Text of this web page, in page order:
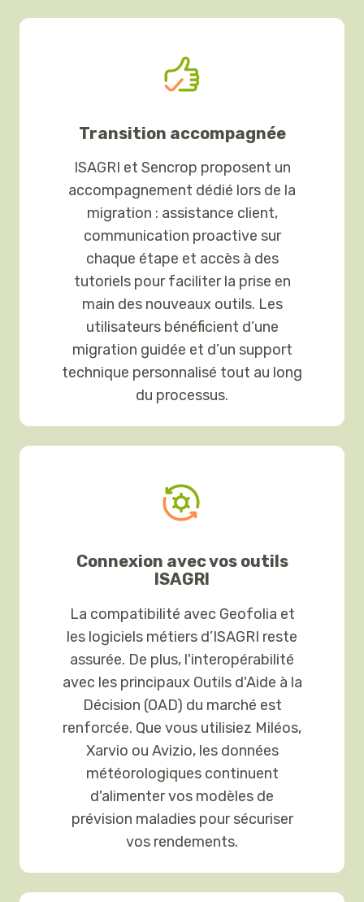
Transition accompagnée
ISAGRI et Sencrop proposent un
accompagnement dédié lors de la
migration : assistance client,
communication proactive sur
chaque étape et accès à des
tutoriels pour faciliter la prise en
main des nouveaux outils. Les
utilisateurs bénéficient d’une
migration guidée et d’un support
technique personnalisé tout au long
du processus.
Connexion avec vos outils
ISAGRI
La compatibilité avec Geofolia et
les logiciels métiers d’ISAGRI reste
assurée. De plus, l'interopérabilité
avec les principaux Outils d'Aide à la
Décision (OAD) du marché est
renforcée. Que vous utilisiez Miléos,
Xarvio ou Avizio, les données
météorologiques continuent
d'alimenter vos modèles de
prévision maladies pour sécuriser
vos rendements.